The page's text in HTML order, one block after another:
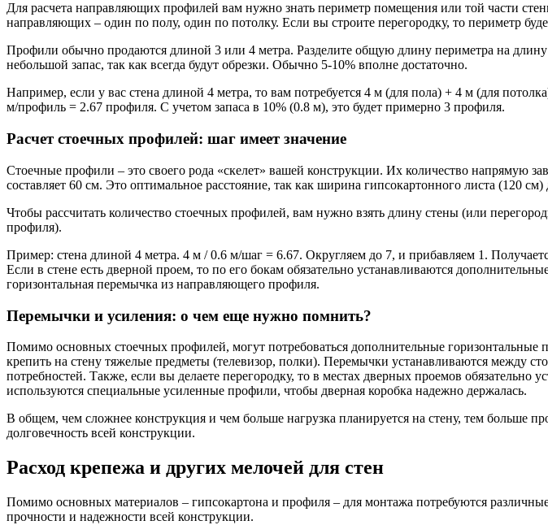
Для расчета направляющих профилей вам нужно знать периметр помещения или той части
направляющих – один по полу, один по потолку. Если вы строите перегородку, то периметр
Профили обычно продаются длиной 3 или 4 метра. Разделите общую длину периметра на
небольшой запас, так как всегда будут обрезки. Обычно 5-10% вполне достаточно.
Например, если у вас стена длиной 4 метра, то вам потребуется 4 м (для пола) + 4 м (для
м/профиль = 2.67 профиля. С учетом запаса в 10% (0.8 м), это будет примерно 3 профиля.
Расчет стоечных профилей: шаг имеет значение
Стоечные профили – это своего рода «скелет» вашей конструкции. Их количество напрямую
составляет 60 см. Это оптимальное расстояние, так как ширина гипсокартонного листа (120
Чтобы рассчитать количество стоечных профилей, вам нужно взять длину стены (или
профиля).
Пример: стена длиной 4 метра. 4 м / 0.6 м/шаг = 6.67. Округляем до 7, и прибавляем 1.
Если в стене есть дверной проем, то по его бокам обязательно устанавливаются
горизонтальная перемычка из направляющего профиля.
Перемычки и усиления: о чем еще нужно помнить?
Помимо основных стоечных профилей, могут потребоваться дополнительные
крепить на стену тяжелые предметы (телевизор, полки). Перемычки устанавливаются между
потребностей. Также, если вы делаете перегородку, то в местах дверных проемов
используются специальные усиленные профили, чтобы дверная коробка надежно держалась.
В общем, чем сложнее конструкция и чем больше нагрузка планируется на стену, тем больше
долговечность всей конструкции.
Расход крепежа и других мелочей для стен
Помимо основных материалов – гипсокартона и профиля – для монтажа потребуются
прочности и надежности всей конструкции.